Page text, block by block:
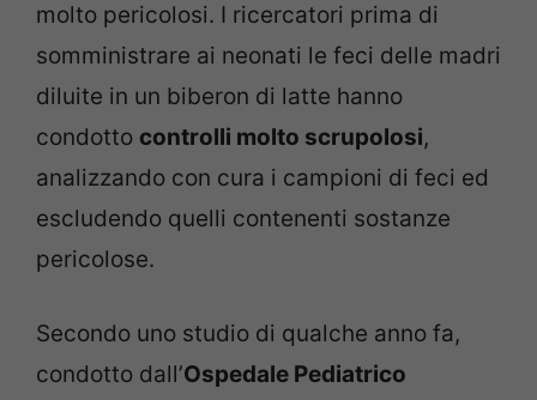
molto pericolosi. I ricercatori prima di
somministrare ai neonati le feci delle madri
diluite in un biberon di latte hanno
condotto controlli molto scrupolosi,
analizzando con cura i campioni di feci ed
escludendo quelli contenenti sostanze
pericolose.
Secondo uno studio di qualche anno fa,
condotto dall’Ospedale Pediatrico